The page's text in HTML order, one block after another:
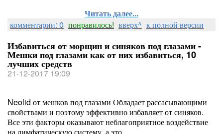
Читать далее...
комментарии: 0 понравилось! вверх^ к полной версии
Избавиться от морщин и синяков под глазами -
Мешки под глазами как от них избавиться, 10
лучших средств
21-12-2017 19:09
Neolid от мешков под глазами Обладает рассасывающими
свойствами и поэтому эффективно избавляет от синяков.
Все эти факторы оказывают неблагоприятное воздействие